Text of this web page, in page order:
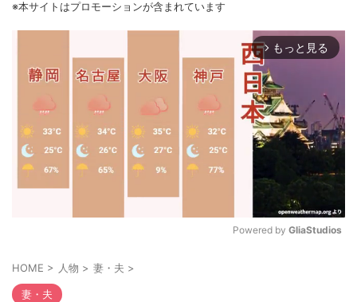
※本サイトはプロモーションが含まれています
arrow_forward_ios もっと見る
Powered by GliaStudios
HOME > 人物 > 妻・夫 >
妻・夫